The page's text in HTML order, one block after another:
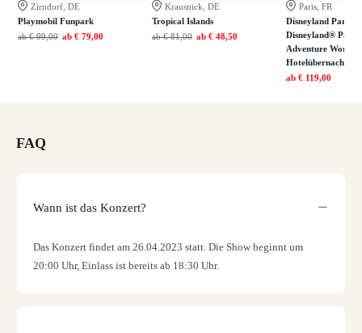
Zirndorf, DE
Playmobil Funpark
ab € 99,00 ab € 79,00
Krausnick, DE
Tropical Islands
ab € 81,00 ab € 48,50
Paris, FR
Disneyland Paris:
Disneyland® Park
Adventure World
Hotelübernachtung
ab € 119,00
FAQ
Wann ist das Konzert?
Das Konzert findet am 26.04.2023 statt. Die Show beginnt um
20:00 Uhr, Einlass ist bereits ab 18:30 Uhr.